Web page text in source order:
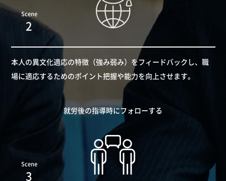
Scene
2
本人の異文化適応の特徴（強み弱み）をフィードバックし、職
場に適応するためのポイント把握や能力を向上させます。
就労後の指導時にフォローする
Scene
3